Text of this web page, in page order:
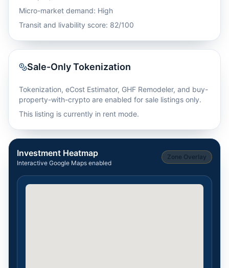
Micro-market demand: High
Transit and livability score: 82/100
Sale-Only Tokenization
Tokenization, eCost Estimator, GHF Remodeler, and buy-
property-with-crypto are enabled for sale listings only.
This listing is currently in rent mode.
Investment Heatmap
Interactive Google Maps enabled
Zone Overlay